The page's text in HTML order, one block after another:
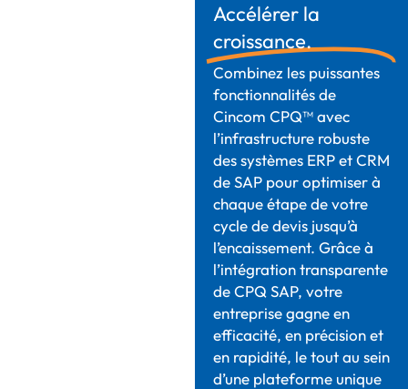
Accélérer la
croissance.
Combinez les puissantes
fonctionnalités de
Cincom CPQ™ avec
l’infrastructure robuste
des systèmes ERP et CRM
de SAP pouroptimiserà
chaque étape de votre
cycle de devis jusqu’à
l’encaissement. Grâce à
l’intégration transparente
de CPQ SAP, votre
entreprise gagne en
efficacité, en précision et
en rapidité, le tout au sein
d’une plateforme unique